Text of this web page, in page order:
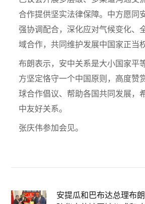
合作提供坚实法律保障。中方愿同
强协调配合，深化应对气候变化、
域合作，共同维护发展中国家正当
布朗表示，安中关系是大小国家平
方坚定恪守一个中国原则，高度赞
球合作倡议、帮助各国共同发展，
中友好关系。
张庆伟参加会见。
安提瓜和巴布达总理布